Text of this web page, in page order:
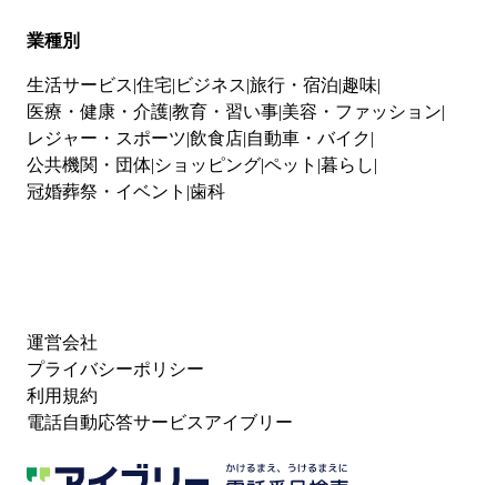
業種別
生活サービス 住宅 ビジネス 旅行・宿泊 趣味
医療・健康・介護教育・習い事 美容・ファッション
レジャー・スポーツ 飲食店 自動車・バイク
公共機関・団体 ショッピングペット 暮らし
冠婚葬祭・イベント 歯科
運営会社
プライバシーポリシー
利用規約
電話自動応答サービスアイブリー